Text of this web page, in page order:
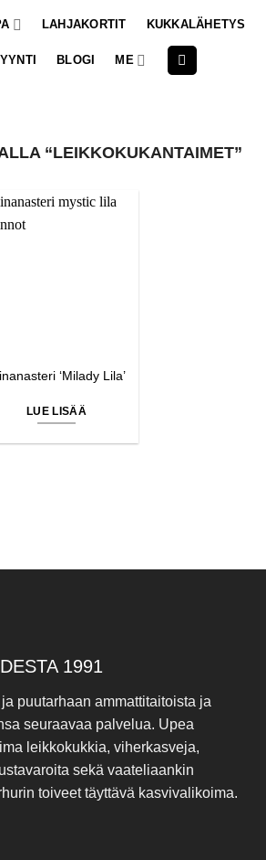
LAHJAKORTIT KUKKALÄHETYS
BLOGI ME
“LEIKKOKUKANTAIMET”
‘Milady Lila’
LUE LISÄÄ
1991
puutarhaan ammattitaitoista ja
seuraavaa palvelua. Upea
leikkokukkia, viherkasveja,
sekä vaateliaankin
toiveet täyttävä kasvivalikoima.